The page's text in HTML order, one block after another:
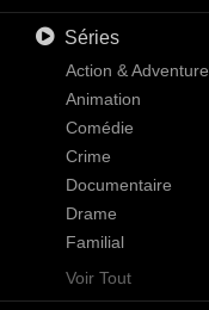
Fantastique
Histoire
Horreur
Musique
Mystère
Romance
Science-Fiction
Téléfilm
Thriller
Guerre
Western
Séries
Action & Adventure
Animation
Comédie
Crime
Documentaire
Drame
Familial
Kids
Mystère
Voir Tout